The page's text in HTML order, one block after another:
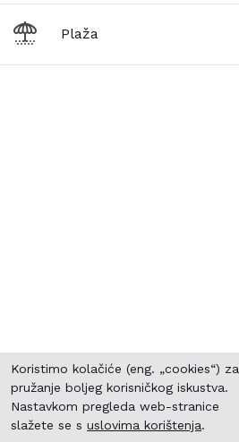
Plaža
Koristimo kolačiće (eng. „cookies“) za
pružanje boljeg korisničkog iskustva.
Nastavkom pregleda web-stranice
slažete se s uslovima korištenja.